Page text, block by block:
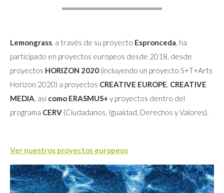
Lemongrass, a través de su proyecto Espronceda, ha
participado en proyectos europeos desde 2018, desde
proyectos HORIZON 2020 (incluyendo un proyecto S+T+Arts
Horizon 2020) a proyectos CREATIVE EUROPE, CREATIVE
MEDIA, así como ERASMUS+ y proyectos dentro del
programa CERV (Ciudadanos, Igualdad, Derechos y Valores).
Ver nuestros proyectos europeos